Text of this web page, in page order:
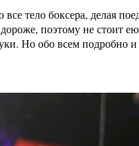
тело боксера, делая
поэтому не стоит
Но обо всем подробно